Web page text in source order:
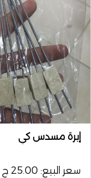
إبرة مسدس كي
سعر البيع: 25.00 ج